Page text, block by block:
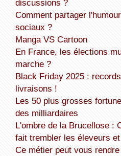
discussions ?
Comment partager l'humour sur les réseaux
sociaux ?
Manga VS Cartoon
En France, les élections municipales : comment ça
marche ?
Black Friday 2025 : records de ventes, chaos de
livraisons !
Les 50 plus grosses fortunes de France sont tous
des milliardaires
L'ombre de la Brucellose : Comment une bactérie
fait trembler les éleveurs
Ce métier peut vous rendre riche dans les années à